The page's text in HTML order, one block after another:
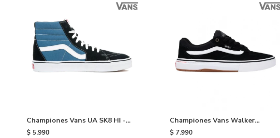
Championes Vans UA SK8 HI -
Navy
$ 5.990
Championes Vans Walker
Wafflecup - Black
$ 7.990